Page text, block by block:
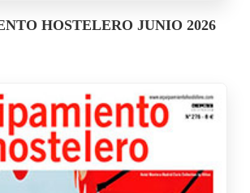
HOSTELERO JUNIO 2026